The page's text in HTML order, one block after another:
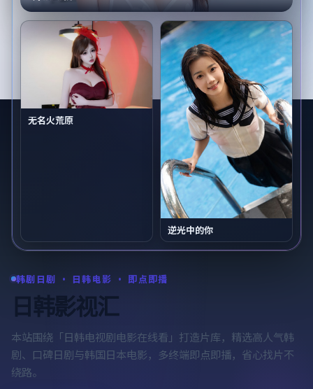
韩剧日剧 · 日韩电影 · 即点即播
日韩影视汇
本站围绕「日韩电视剧电影在线看 」打造片库，精选高人气韩
剧、口碑日剧与韩国日本电影，多终端即点即播，省心找片不
绕路。
无名火荒原
逆光中的你